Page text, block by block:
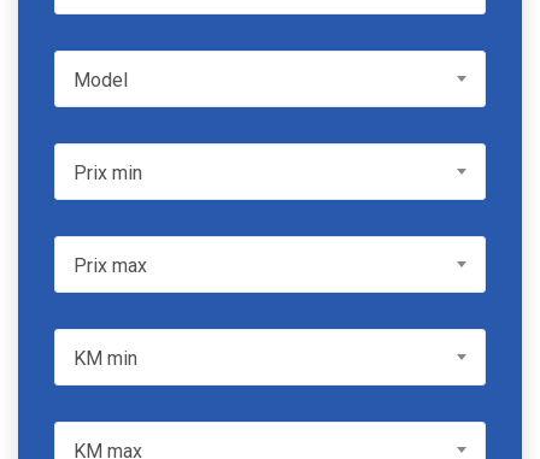
ModelModel
Prix minPrix min
Prix maxPrix max
KM min
KM max